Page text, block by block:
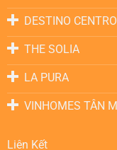
DESTINO CENTRO
THE SOLIA
LA PURA
VINHOMES TÂN
Liên Kết